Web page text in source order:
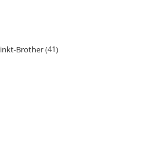
inkt-Brother 41